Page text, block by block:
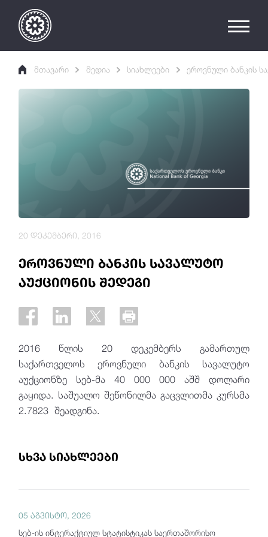
მთავარი მედია სიახლეები ეროვნული ბანკის
ეროვნული ბანკის სავალუტო
აუქციონის შედეგი
20 დეკემბერი, 2016
2016 წლის 20 დეკემბერს გამართულ
საქართველოს ეროვნული ბანკის სავალუტო
აუქციონზე სებ-მა 40 000 000 აშშ დოლარი
გაყიდა. საშუალო შეწონილმა გაცვლითმა კურსმა
2.7823 შეადგინა.
სხვა სიახლეები
05 აგვისტო, 2026
სებ-ის ინტერაქტიულ სტატისტიკას საერთაშორისო